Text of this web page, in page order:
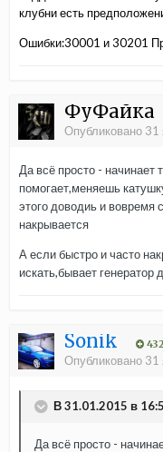
клубни есть
Ошибки:30001 и 30201
ФуФайка
Опубликовано 31
Да всё просто - начинает
помогает,меняешь
этого доводиь и вовремя
накрывается
А если быстро и часто
искать,бывает генератор
Sonik 432
Опубликовано 31
В 31.01.2015 в
Да всё просто -